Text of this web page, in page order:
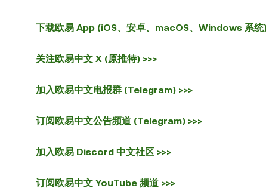
下载欧易 App (iOS、安卓、macOS、Windows 系统
关注欧易中文 X (原推特) >>>
加入欧易中文电报群 (Telegram) >>>
订阅欧易中文公告频道 (Telegram) >>>
加入欧易 Discord 中文社区 >>>
订阅欧易中文 YouTube 频道 >>>